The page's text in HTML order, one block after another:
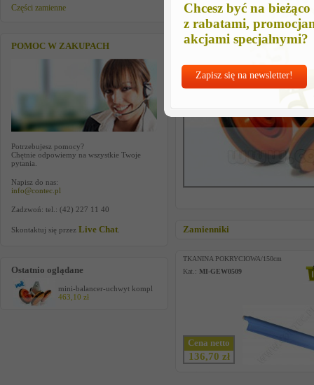
Chcesz być na bieżąco
z rabatami,
akcjami specjalnymi?
Zapisz się na newsletter!
Części zamienne
POMOC W ZAKUPACH
Potrzebujesz pomocy?
Chętnie odpowiemy na wszystkie Twoje
pytania.
Napisz do nas:
info@contec.pl
Zadzwoń: tel.: (42) 227 11 40
Skontaktuj się przez Live Chat
Ostatnio oglądane
mini-balancer-uchwyt kompl
463,10 zł
Zamienniki
TKANINA POKRYCIOWA/150cm
Kat.: MI-GEW0509
Cena netto
136,70 zł